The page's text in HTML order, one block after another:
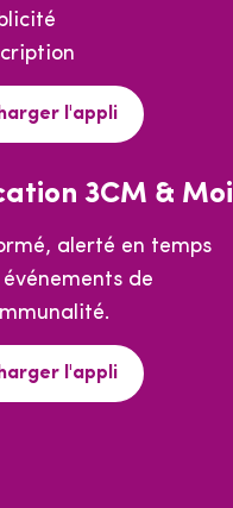
l'appli
3CM & Moi
alerté en temps
de
l'appli